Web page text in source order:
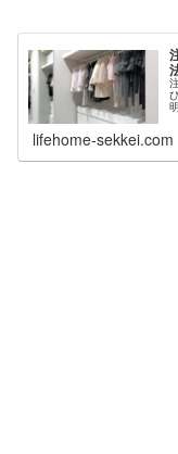
lifehome-sekkei.com